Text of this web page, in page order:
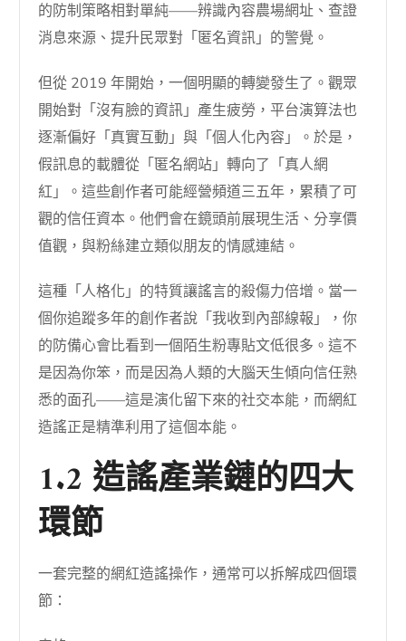
的防制策略相對單純——辨識內容農場網址、查證
消息來源、提升民眾對「匿名資訊」的警覺。
但從 2019 年開始，一個明顯的轉變發生了。觀眾
開始對「沒有臉的資訊」產生疲勞，平台演算法也
逐漸偏好「真實互動」與「個人化內容」。於是，
假訊息的載體從「匿名網站」轉向了「真人網
紅」。這些創作者可能經營頻道三五年，累積了可
觀的信任資本。他們會在鏡頭前展現生活、分享價
值觀，與粉絲建立類似朋友的情感連結。
這種「人格化」的特質讓謠言的殺傷力倍增。當一
個你追蹤多年的創作者說「我收到內部線報」，你
的防備心會比看到一個陌生粉專貼文低很多。這不
是因為你笨，而是因為人類的大腦天生傾向信任熟
悉的面孔——這是演化留下來的社交本能，而網紅
造謠正是精準利用了這個本能。
1.2 造謠產業鏈的四大
環節
一套完整的網紅造謠操作，通常可以拆解成四個環
節：